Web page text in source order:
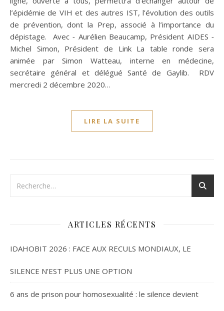
l’épidémie de VIH et des autres IST, l’évolution des outils
de prévention, dont la Prep, associé à l’importance du
dépistage. Avec ⁃ Aurélien Beaucamp, Président AIDES ⁃
Michel Simon, Président de Link La table ronde sera
animée par Simon Watteau, interne en médecine,
secrétaire général et délégué Santé de Gaylib. RDV
mercredi 2 décembre 2020…
LIRE LA SUITE
ARTICLES RÉCENTS
IDAHOBIT 2026 : FACE AUX RECULS MONDIAUX, LE
SILENCE N’EST PLUS UNE OPTION
6 ans de prison pour homosexualité : le silence devient